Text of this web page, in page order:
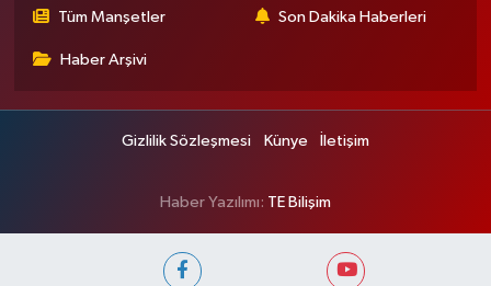
Tüm Manşetler Son Dakika Haberleri
Haber Arşivi
Gizlilik Sözleşmesi Künye İletişim
Haber Yazılımı: TE Bilişim